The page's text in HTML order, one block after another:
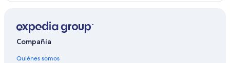
Compañía
Quiénes somos